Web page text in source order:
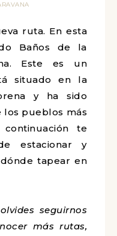
ruta. En esta
Baños de la
Este es un
situado en la
y ha sido
los pueblos más
te
estacionar y
tapear en
seguirnos
más rutas,